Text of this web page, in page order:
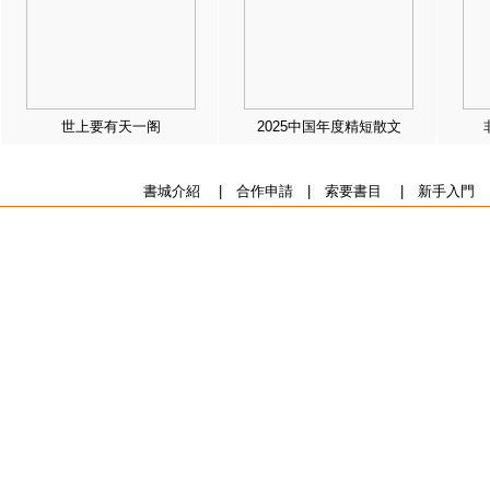
世上要有天一阁 2025中国年度精短散文
書城介紹 合作申請| 索要書目 新手入門